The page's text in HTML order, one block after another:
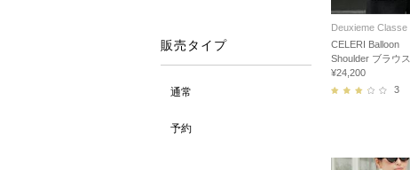
販売タイプ
通常
予約
Deuxieme Classe
CELERI Balloon
Shoulder ブラウス
¥24,200
3